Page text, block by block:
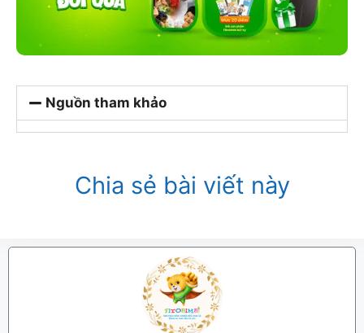
Nguồn tham khảo
Chia sẻ bài viết này